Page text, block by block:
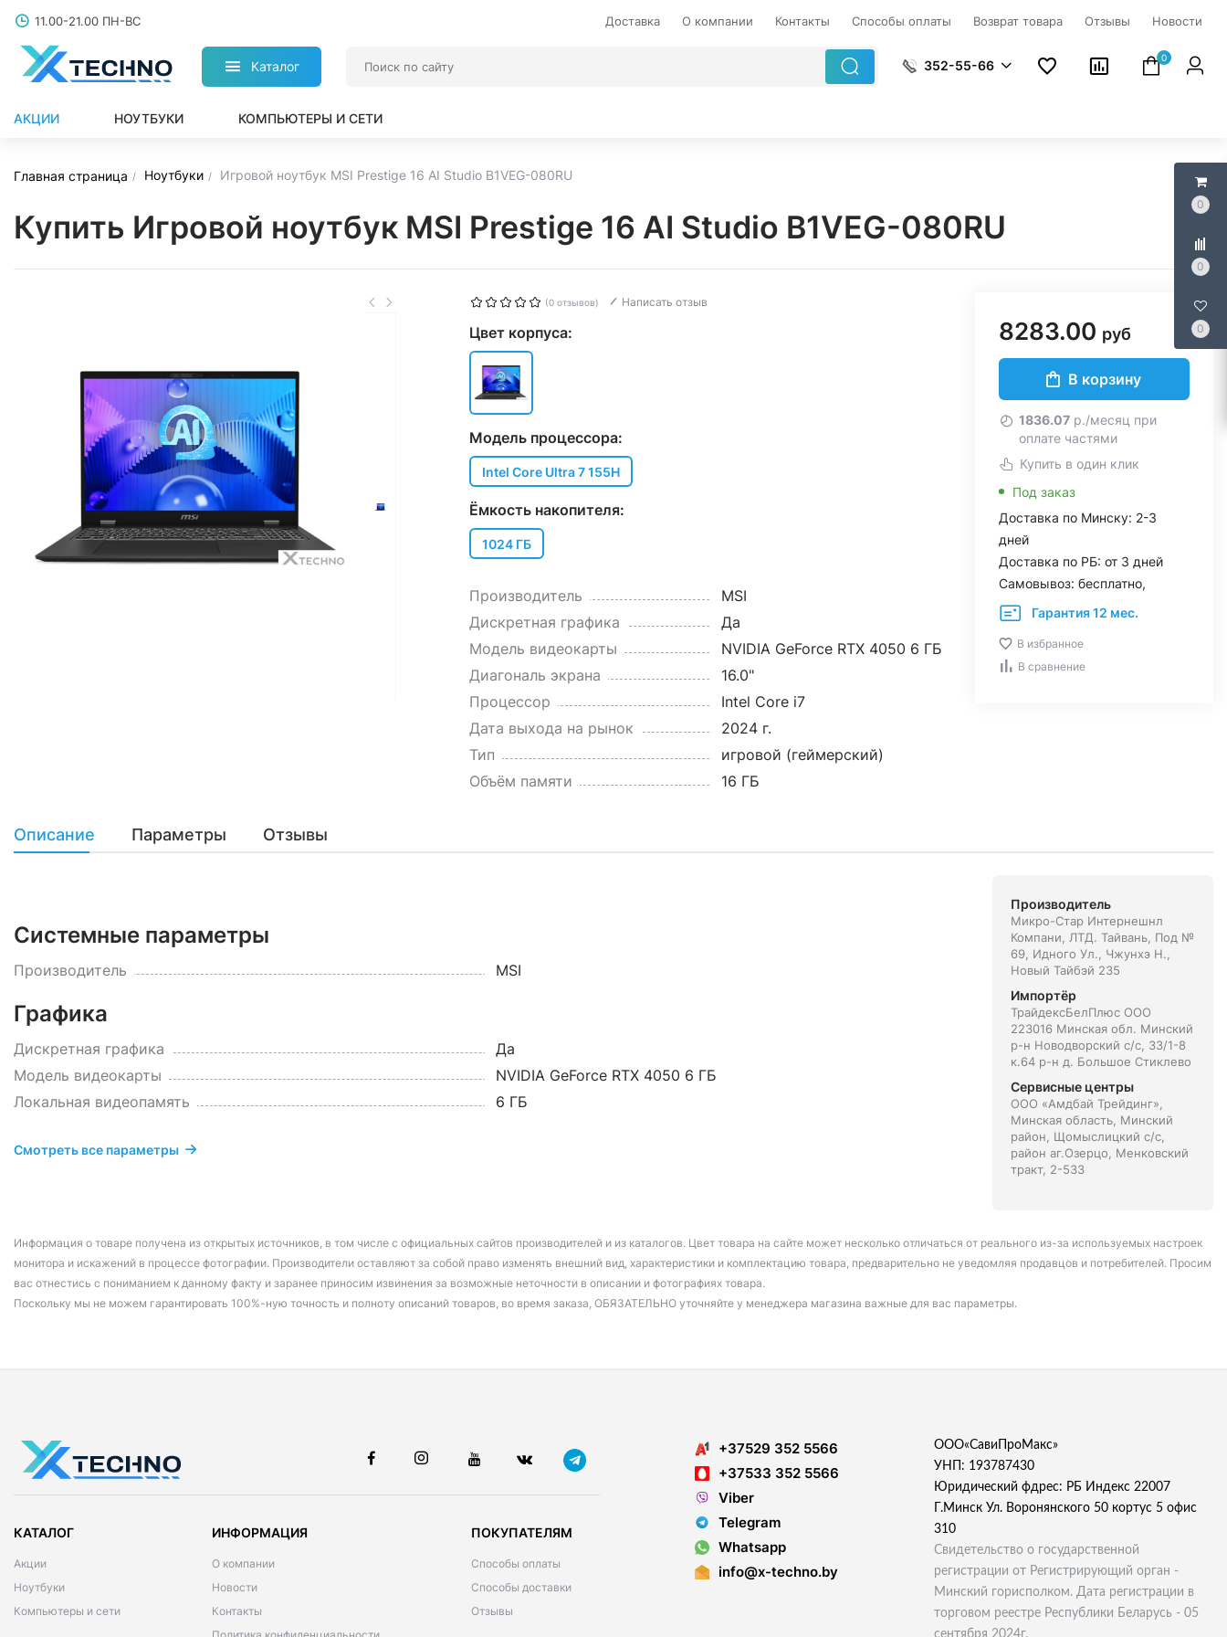
0
0
0
11.00-21.00 ПН-ВС Доставка О компании Контакты Способы оплаты Возврат товара Отзывы Новости
Каталог 352-55-66
0
АКЦИИ НОУТБУКИ КОМПЬЮТЕРЫ И СЕТИ
Главная страница Ноутбуки Игровой ноутбук MSI Prestige 16 AI Studio B1VEG-080RU
Купить Игровой ноутбук MSI Prestige 16 AI Studio B1VEG-080RU
(0 отзывов) Написать отзыв
Цвет корпуса:
Модель процессора:
Intel Core Ultra 7 155H
Ёмкость накопителя:
1024 ГБ
Производитель
MSI
Дискретная графика
Да
Модель видеокарты
NVIDIA GeForce RTX 4050 6 ГБ
Диагональ экрана
16.0"
Процессор
Intel Core i7
Дата выхода на рынок
2024 г.
Тип
игровой (геймерский)
Объём памяти
16 ГБ
8283.00 руб
В корзину
1836.07р./месяц при
оплате частями
Купить в один клик
Под заказ
Доставка по Минску: 2-3
дней
Доставка по РБ: от 3 дней
Самовывоз: бесплатно,
Гарантия 12 мес.
В избранное
В сравнение
Описание Параметры Отзывы
Системные параметры
Производитель MSI
Графика
Дискретная графика
Да
Модель видеокарты
NVIDIA GeForce RTX 4050 6 ГБ
Локальная видеопамять
6 ГБ
Смотреть все параметры
Производитель
Микро-Стар Интернешнл
Компани, ЛТД. Тайвань, Под №
69, Идного Ул., Чжунхэ Н.,
Новый Тайбэй 235
Импортёр
ТрайдексБелПлюс ООО
223016 Минская обл. Минский
р-н Новодворский с/с, 33/1-8
к.64 р-н д. Большое Стиклево
Сервисные центры
ООО «Амдбай Трейдинг»,
Минская область, Минский
район, Щомыслицкий с/с,
район аг.Озерцо, Менковский
тракт, 2-533
Информация о товаре получена из открытых источников, в том числе с официальных сайтов производителей и из каталогов. Цвет товара на сайте может несколько отличаться от реального из-за используемых настроек
монитора и искажений в процессе фотографии. Производители оставляют за собой право изменять внешний вид, характеристики и комплектацию товара, предварительно не уведомляя продавцов и потребителей. Просим
вас отнестись с пониманием к данному факту и заранее приносим извинения за возможные неточности в описании и фотографиях товара.
Поскольку мы не можем гарантировать 100%-ную точность и полноту описаний товаров, во время заказа, ОБЯЗАТЕЛЬНО уточняйте у менеджера магазина важные для вас параметры.
КАТАЛОГ
Акции
Ноутбуки
Компьютеры и сети
ИНФОРМАЦИЯ
О компании
Новости
Контакты
ПОКУПАТЕЛЯМ
Способы оплаты
Способы доставки
Отзывы
+37529 352 5566
+37533 352 5566
Viber
Telegram
Whatsapp
info@x-techno.by
ООО«СавиПроМакс»
УНП: 193787430
Юридический фдрес: РБ Индекс 22007
Г.Минск Ул. Воронянского 50 кортус 5 офис
310
Свидетельство о государственной
регистрации от Регистрирующий орган -
Минский горисполком. Дата регистрации в
торговом реестре Республики Беларусь - 05
сентября 2024г.